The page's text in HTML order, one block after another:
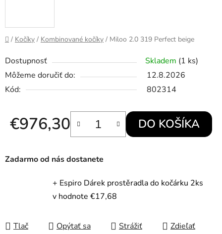
Domov
/ Kočíky / Kombinované kočíky / Miloo 2.0 319 Perfect beige
Dostupnosť Skladem (1 ks)
Môžeme doručiť do:
12.8.2026
Kód:
802314
€976,30 DO KOŠÍKA
Zadarmo od nás dostanete
+ Espiro Dárek prostěradla do kočárku 2ks
v hodnote €17,68
Tlač Opýtať sa Strážiť Zdieľať